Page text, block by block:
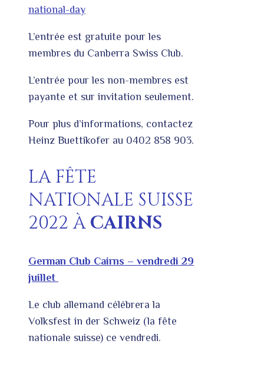
national-day
L’entrée est gratuite pour les
membres du Canberra Swiss Club.
L’entrée pour les non-membres est
payante et sur invitation seulement.
Pour plus d’informations, contactez
Heinz Buettikofer au 0402 858 903.
LA FÊTE
NATIONALE SUISSE
2022 À CAIRNS
German Club Cairns – vendredi 29
juillet
Le club allemand célébrera la
Volksfest in der Schweiz (la fête
nationale suisse) ce vendredi.